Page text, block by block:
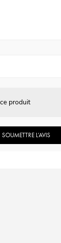
produit
SOUMETTRE L’AVIS